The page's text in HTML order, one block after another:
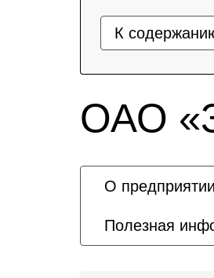
К
ОАО
О предприятии
Полезная